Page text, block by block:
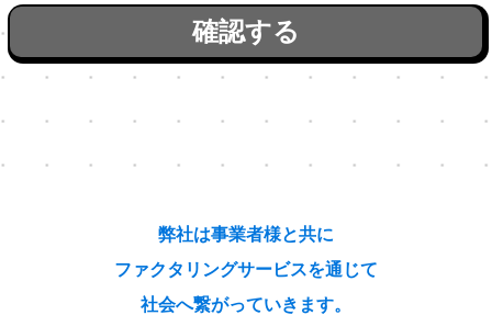
確認する
弊社は事業者様と共に
ファクタリングサービスを通じて
社会へ繋がっていきます。